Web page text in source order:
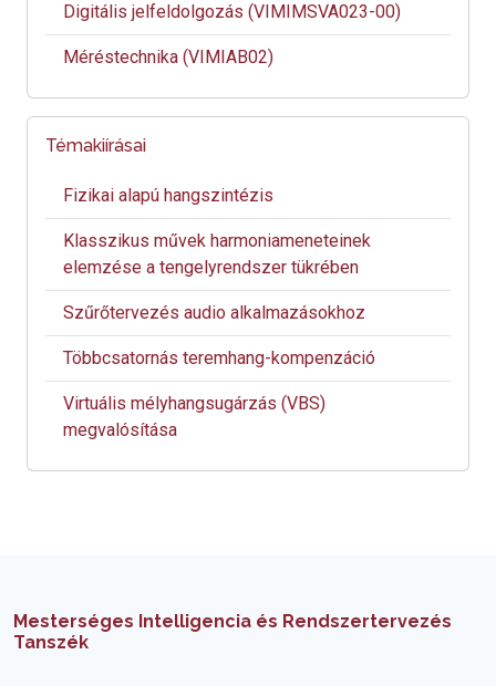
Digitális jelfeldolgozás (VIMIMSVA023-00)
Méréstechnika (VIMIAB02)
Témakiírásai
Fizikai alapú hangszintézis
Klasszikus művek harmoniameneteinek
elemzése a tengelyrendszer tükrében
Szűrőtervezés audio alkalmazásokhoz
Többcsatornás teremhang-kompenzáció
Virtuális mélyhangsugárzás (VBS)
megvalósítása
Mesterséges Intelligencia és Rendszertervezés
Tanszék